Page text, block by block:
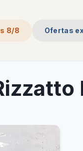
8/8 Ofertas